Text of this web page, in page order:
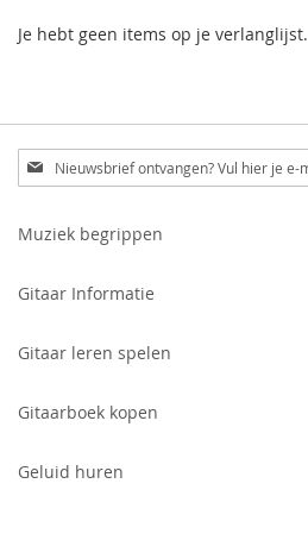
Je hebt geen items op je verlanglijst.
Schrijf
je
voor
Muziek begrippen
Gitaar Informatie
Gitaar leren spelen
Gitaarboek kopen
Geluid huren